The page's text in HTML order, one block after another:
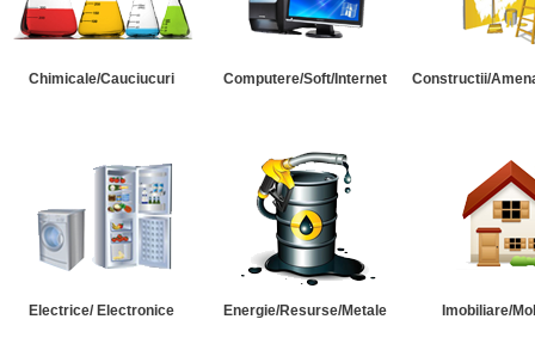
Chimicale/Cauciucuri Computere/Soft/Internet Constructii/
Electrice/ Electronice Energie/Resurse/Metale Imobiliare/